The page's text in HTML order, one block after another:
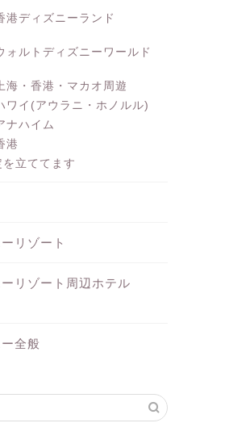
ディズニーランド
ルトディズニーワールド
・香港・マカオ周遊
ワイ(アウラニ・ホノルル)
ナハイム
港
立ててます
リゾート
リゾート周辺ホテル
全般